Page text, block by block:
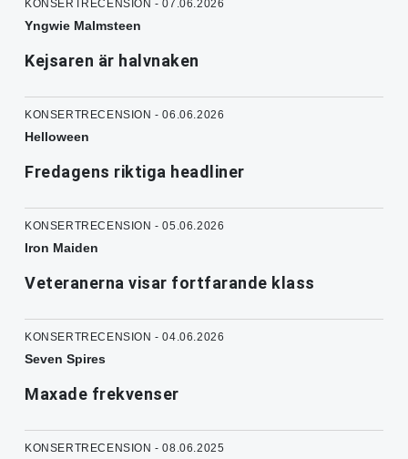
KONSERTRECENSION - 07.06.2026
Yngwie Malmsteen
Kejsaren är halvnaken
KONSERTRECENSION - 06.06.2026
Helloween
Fredagens riktiga headliner
KONSERTRECENSION - 05.06.2026
Iron Maiden
Veteranerna visar fortfarande klass
KONSERTRECENSION - 04.06.2026
Seven Spires
Maxade frekvenser
KONSERTRECENSION - 08.06.2025